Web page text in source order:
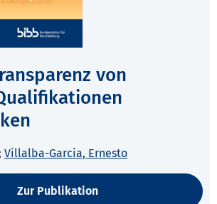
von
Villalba-Garcia, Ernesto
Zur Publikation